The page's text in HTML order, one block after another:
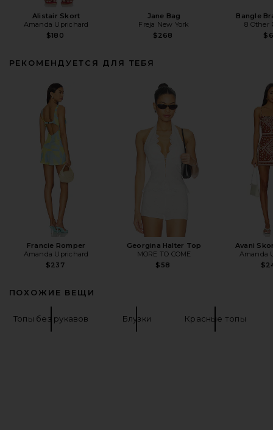
Alistair Skort
Amanda Uprichard
$180
Jane Bag
Freja New York
$268
Bangle
8 Other
РЕКОМЕНДУЕТСЯ ДЛЯ ТЕБЯ
Francie Romper
Amanda Uprichard
$237
Georgina Halter Top
MORE TO COME
$58
Avani
Amanda
ПОХОЖИЕ ВЕЩИ
Топы без рукавов Блузки Красные топы